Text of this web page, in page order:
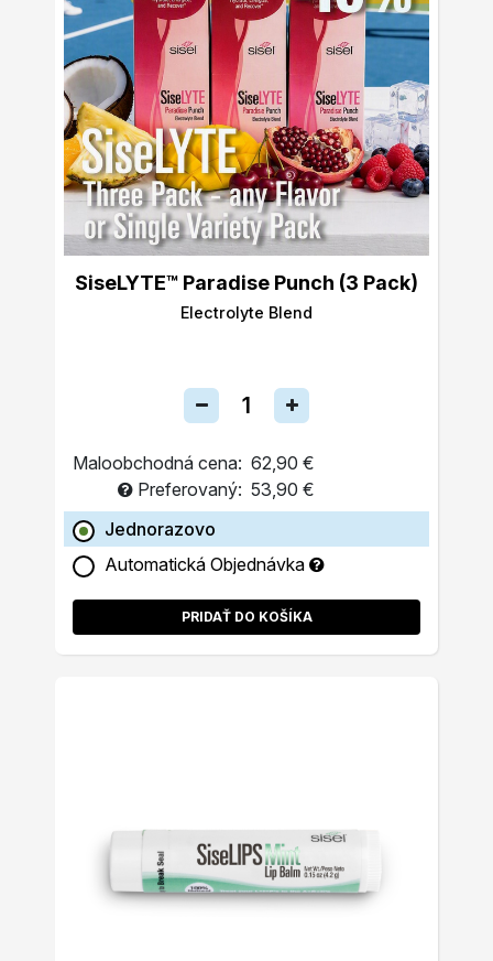
SiseLYTE™ Paradise Punch (3 Pack)
Electrolyte Blend
Maloobchodná cena: 62,90 €
Preferovaný: 53,90 €
Jednorazovo
Automatická Objednávka
PRIDAŤ DO KOŠÍKA